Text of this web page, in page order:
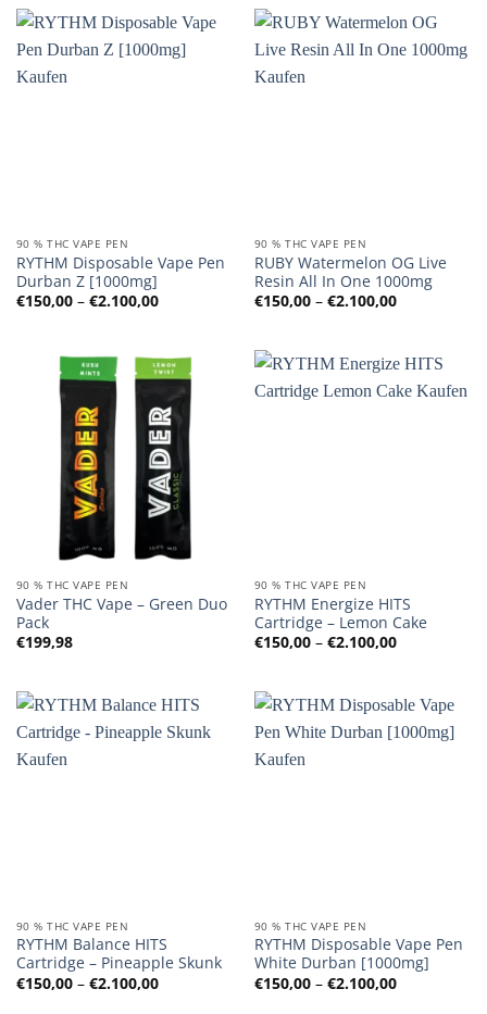
90 % THC VAPE PEN
RYTHM Disposable Vape Pen
Durban Z [1000mg]
€150,00 – €2.100,00Preisspanne:
90 % THC VAPE PEN
RUBY Watermelon OG Live
Resin All In One 1000mg
€150,00 – €2.100,00
90 % THC VAPE PEN
Vader THC Vape – Green Duo
Pack
€199,98
90 % THC VAPE PEN
RYTHM Energize HITS
Cartridge – Lemon Cake
€150,00 – €2.100,00
€150,00
90 % THC VAPE PEN
RYTHM Balance HITS
Cartridge – Pineapple Skunk
€150,00 – €2.100,00Preisspanne:
€150,00
90 % THC VAPE PEN
RYTHM Disposable Vape Pen
White Durban [1000mg]
€150,00 – €2.100,00
€150,00